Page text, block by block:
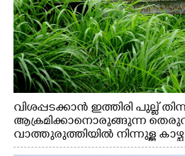
വിശപ്പടക്കാൻ ഇത്തിരി പുല്ല്
ആക്രമിക്കാനൊരുങ്ങുന്ന
വാത്തുരുത്തിയിൽ നിന്നുള്ള കാഴ്ച